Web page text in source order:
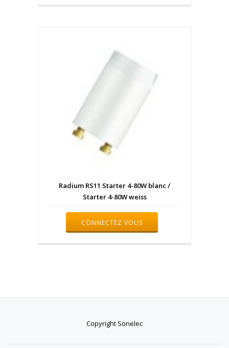
Radium RS11 Starter 4-80W blanc /
Starter 4-80W weiss
CONNECTEZ VOUS
Copyright Sonelec